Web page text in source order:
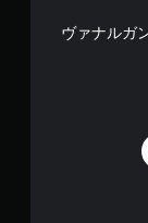
ヴァナルガ